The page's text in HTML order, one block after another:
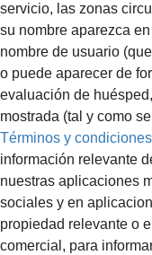
servicio, las zonas
su nombre aparezca
nombre de usuario
o puede aparecer de
evaluación de
mostrada (tal y como
Términos y condiciones
información relevante
nuestras aplicaciones
sociales y en
propiedad relevante o
comercial, para